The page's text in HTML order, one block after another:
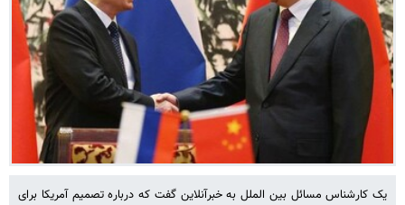
یک کارشناس مسائل بین الملل به خبرآنلاین گفت که درباره تصمیم آمریکا برای